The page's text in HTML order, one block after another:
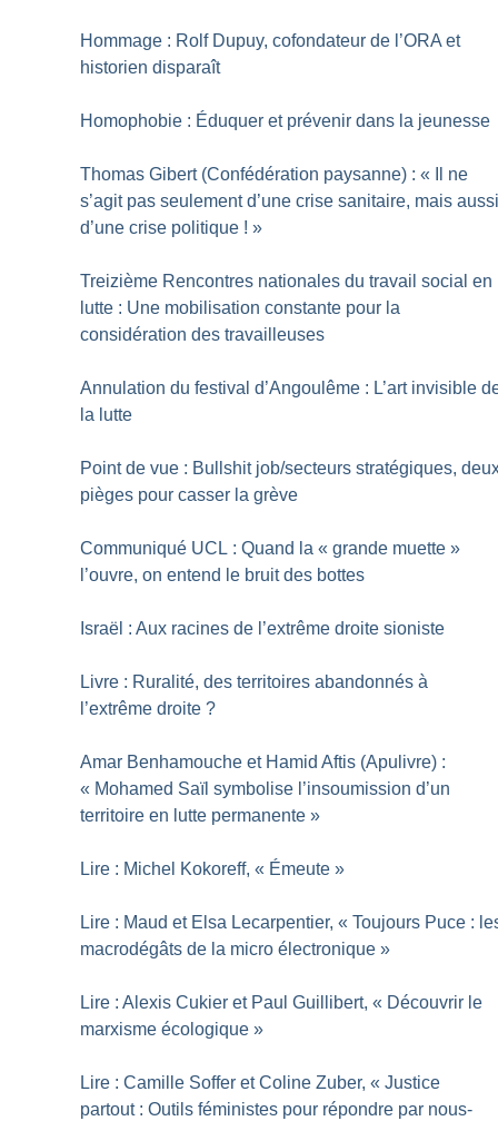
Hommage : Rolf Dupuy, cofondateur de l’ORA et
historien disparaît
Homophobie : Éduquer et prévenir dans la jeunesse
Thomas Gibert (Confédération paysanne) : «
Il ne
s’agit pas seulement d’une crise sanitaire, mais
d’une crise politique ! »
Treizième Rencontres nationales du travail social en
lutte : Une mobilisation constante pour la
considération des travailleuses
Annulation du festival d’Angoulême : L’art invisible
la lutte
Point de vue : Bullshit job/secteurs stratégiques,
pièges pour casser la grève
Communiqué UCL : Quand la « grande muette »
l’ouvre, on entend le bruit des bottes
Israël : Aux racines de l’extrême droite sioniste
Livre : Ruralité, des territoires abandonnés à
l’extrême droite ?
Amar Benhamouche et Hamid Aftis (Apulivre) :
« Mohamed Saïl symbolise l’insoumission d’un
territoire en lutte permanente »
Lire : Michel Kokoreff, « Émeute »
Lire : Maud et Elsa Lecarpentier, « Toujours Puce :
macrodégâts de la micro électronique »
Lire : Alexis Cukier et Paul Guillibert, « Découvrir le
marxisme écologique »
Lire : Camille Soffer et Coline Zuber, « Justice
partout : Outils féministes pour répondre par nous-